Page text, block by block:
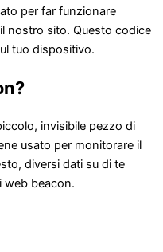
per far funzionare
nostro sito. Questo codice
tuo dispositivo.
invisibile pezzo di
usato per monitorare il
diversi dati su di te
web beacon.